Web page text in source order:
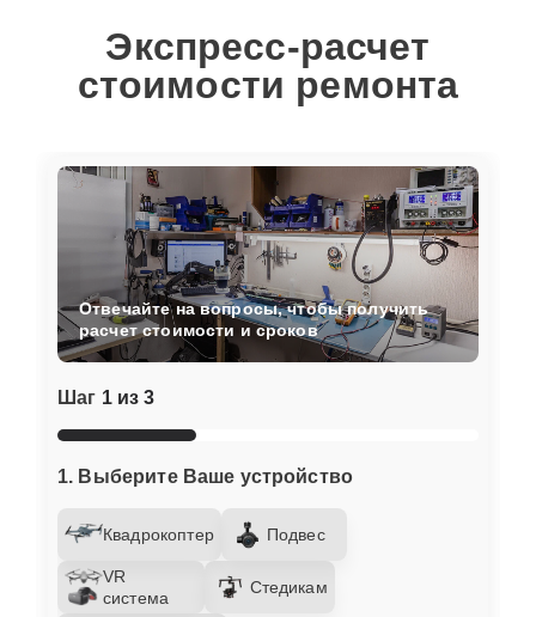
Экспресс-расчет
стоимости ремонта
Шаг 1 из 3
1. Выберите Ваше устройство
Квадрокоптер Подвес
VR
система
Стедикам
Отвечайте на вопросы, чтобы получить
расчет стоимости и сроков